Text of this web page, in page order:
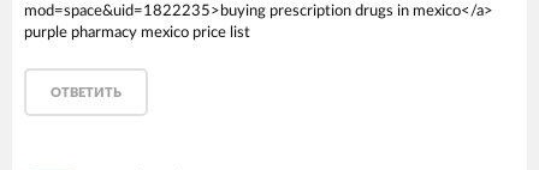
mod=space&uid=1822235>buying prescription drugs in mexico</a>
purple pharmacy mexico price list
ОТВЕТИТЬ